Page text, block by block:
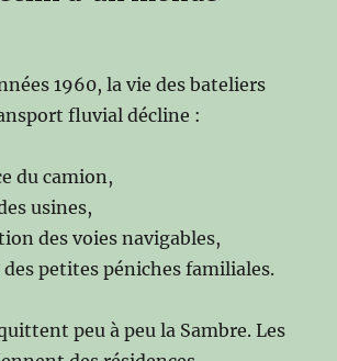
1960, la vie des bateliers
fluvial décline :
du camion,
usines,
des voies navigables,
petites péniches familiales.
peu à peu la Sambre. Les